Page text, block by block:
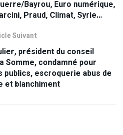
Bayrou, Euro numérique,
Praud, Climat, Syrie…
Suivant
président du conseil
Somme, condamné pour
escroquerie abus de
et blanchiment